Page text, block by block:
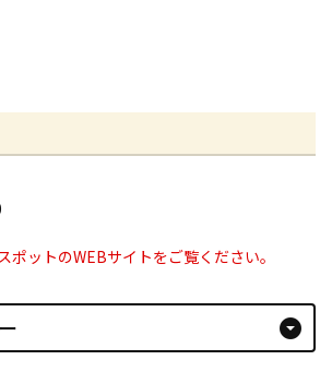
ットのWEBサイトをご覧ください。
arrow_drop_down_circle